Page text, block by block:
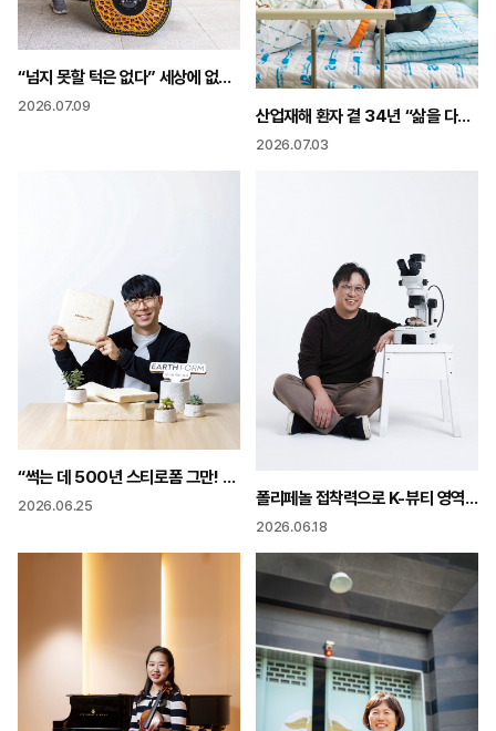
“넘지 못할 턱은 없다” 세상에 없던 바퀴 휠체어 다리가 되다
2026.07.09
산업재해 환자 곁 34년 “삶을 다시 세우는 일 상처보다 마음 돌봐야”
2026.07.03
“썩는 데 500년 스티로폼 그만! 50일이면 분해되는 친환경 포장재 쓰세요”
2026.06.25 폴리페놀 접착력으로 K-뷰티 영역 확장 “과학이 실험실에 갇히지 말아야”
2026.06.18